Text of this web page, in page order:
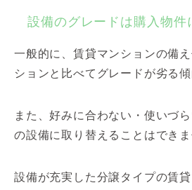
設備のグレードは購入物件
一般的に、賃貸マンションの備
ションと比べてグレードが劣る傾
また、好みに合わない・使いづ
の設備に取り替えることはできま
設備が充実した分譲タイプの賃